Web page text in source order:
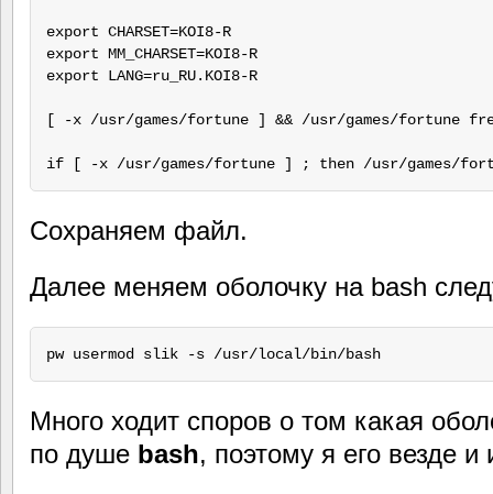
export CHARSET=KOI8-R
export MM_CHARSET=KOI8-R
export LANG=ru_RU.KOI8-R
[ -x /usr/games/fortune ] && /usr/games/fortune
Сохраняем файл.
Далее меняем оболочку на bash
pw usermod slik -s /usr/local/bin/bash
Много ходит споров о том какая
по душе bash, поэтому я его везде и